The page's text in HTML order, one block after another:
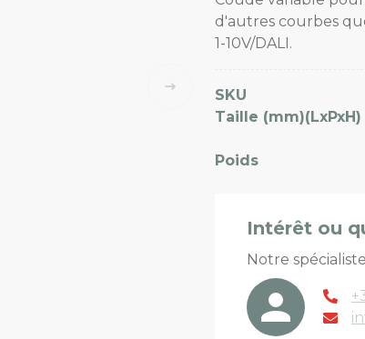
d'autres courbes
1-10V/DALI.
SKU
Taille (mm)(LxPxH)
Poids
Intérêt ou
Notre spécialiste